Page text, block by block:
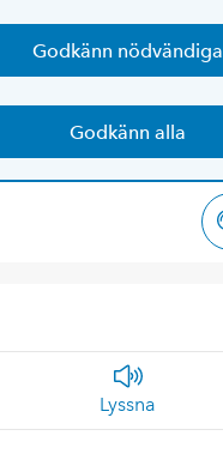
Godkänn nödvändiga
Godkänn alla
Lyssna